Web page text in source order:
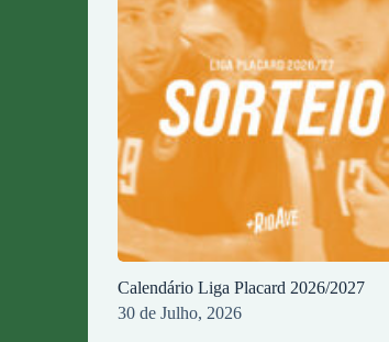
Calendário Liga Placard 2026/2027
30 de Julho, 2026